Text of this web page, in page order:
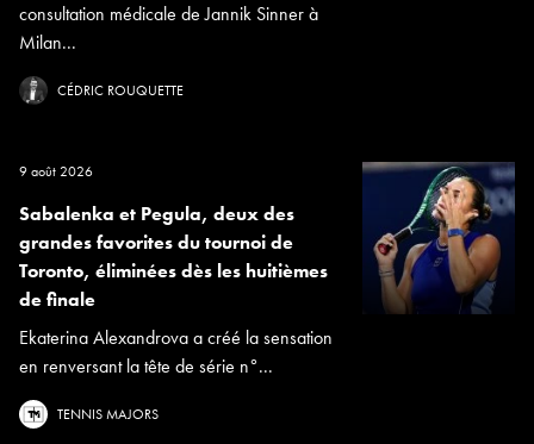
consultation médicale de Jannik Sinner à
Milan...
CÉDRIC ROUQUETTE
9 août 2026
Sabalenka et Pegula, deux des
grandes favorites du tournoi de
Toronto, éliminées dès les huitièmes
de finale
Ekaterina Alexandrova a créé la sensation
en renversant la tête de série n°...
TENNIS MAJORS